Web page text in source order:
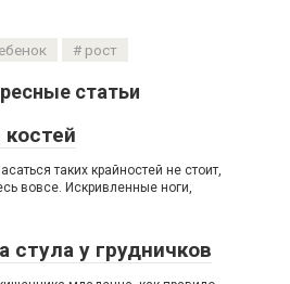
рост
статьи
таких крайностей не стоит,
вовсе. Искривленные ноги,
стула у грудничков